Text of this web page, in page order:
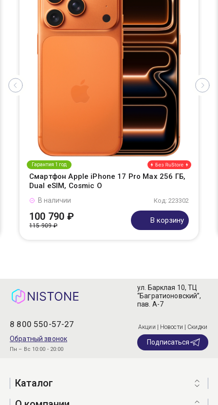
Гарантия 1 год
Смартфон Apple iPhone 17 Pro Max 256 ГБ,
Dual eSIM, Cosmic O
Код: 223302
В наличии
100 790 ₽
115 909 ₽
В корзину
8 800 550-57-27
Обратный звонок
Пн – Вс 10:00 - 20:00
ул. Барклая 10, ТЦ
“Багратионовский”,
пав. А-7
Акции | Новости | Скидки
Подписаться
Каталог